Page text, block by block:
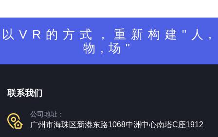
以VR的方式，重新构建"人,
物,场"
联系我们
公司地址：
广州市海珠区新港东路1068中洲中心南塔C座1912